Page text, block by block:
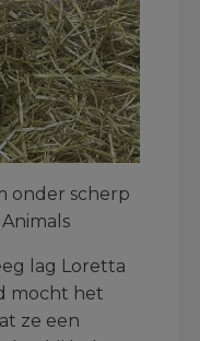
onder scherp
lag Loretta
mocht het
ze een